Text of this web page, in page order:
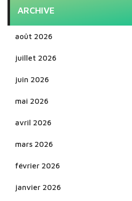
ARCHIVE
août 2026
juillet 2026
juin 2026
mai 2026
avril 2026
mars 2026
février 2026
janvier 2026